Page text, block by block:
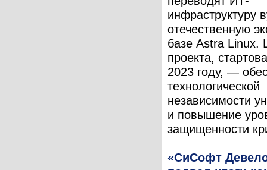
инфраструктуру
отечественную
базе Astra Linux.
проекта,
2023 году, —
технологической
независимости
и повышение
защищенности
«СиСофт